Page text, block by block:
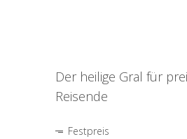
Der heilige Gral für
Reisende
Festpreis